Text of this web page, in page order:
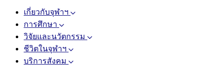
เกี่ยวกับจุฬาฯ
การศึกษา
วิจัยและนวัตกรรม
ชีวิตในจุฬาฯ
บริการสังคม